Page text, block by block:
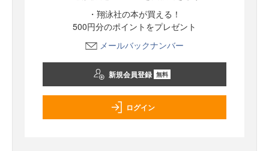
・翔泳社の本が買える！
500円分のポイントをプレゼント
メールバックナンバー
新規会員登録 無料
ログイン